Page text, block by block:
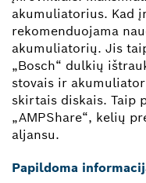
akumuliatorius. Kad
rekomenduojama
akumuliatorių. Jis
„Bosch“ dulkių
stovais ir
skirtais diskais. Taip
„AMPShare“, kelių
aljansu.
Papildoma